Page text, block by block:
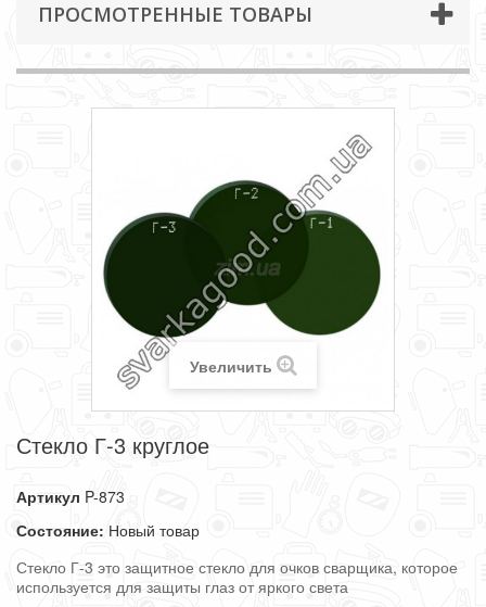
ПРОСМОТРЕННЫЕ ТОВАРЫ
Увеличить
Стекло Г-3 круглое
Артикул P-873
Состояние: Новый товар
Стекло Г-3 это защитное стекло для очков сварщика, которое
используется для защиты глаз от яркого света